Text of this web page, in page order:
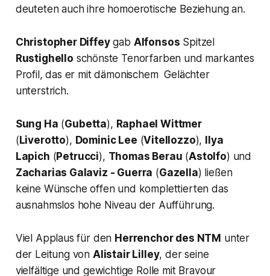
deuteten auch ihre homoerotische Beziehung an.
Christopher Diffeygab Alfonsos Spitzel
Rustighello schönste Tenorfarben und markantes
Profil, das er mit dämonischem Gelächter
unterstrich.
Sung Ha (Gubetta), Raphael Wittmer
( Liverotto), Dominic Lee (Vitellozzo),
Ilya
Lapich (Petrucci), Thomas Berau (Astolfo) und
Zacharias Galaviz - Guerra (Gazella) ließen
keine Wünsche offen und komplettierten das
ausnahmslos hohe Niveau der Aufführung.
Viel Applaus für den Herrenchor des NTM unter
der Leitung von Alistair Lilley, der seine
vielfältige und gewichtige Rolle mit Bravour